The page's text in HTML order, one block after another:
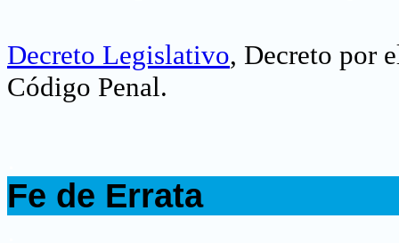
Decreto Legislativo, Decreto por
Código Penal.
Fe de Errata